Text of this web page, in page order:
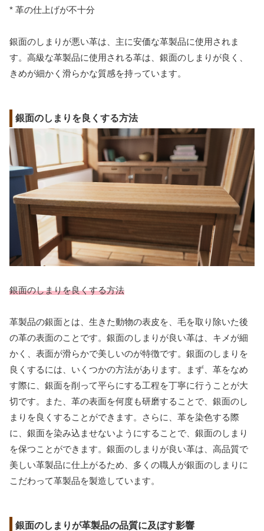
* 革の仕上げが不十分
銀面のしまりが悪い革は、主に安価な革製品に使用されま
す。高級な革製品に使用される革は、銀面のしまりが良く、
きめが細かく滑らかな質感を持っています。
銀面のしまりを良くする方法
銀面のしまりを良くする方法
革製品の銀面とは、生きた動物の表皮を、毛を取り除いた後
の革の表面のことです。銀面のしまりが良い革は、キメが細
かく、表面が滑らかで美しいのが特徴です。銀面のしまりを
良くするには、いくつかの方法があります。まず、革をなめ
す際に、銀面を削って平らにする工程を丁寧に行うことが大
切です。また、革の表面を何度も研磨することで、銀面のし
まりを良くすることができます。さらに、革を染色する際
に、銀面を染み込ませないようにすることで、銀面のしまり
を保つことができます。銀面のしまりが良い革は、高品質で
美しい革製品に仕上がるため、多くの職人が銀面のしまりに
こだわって革製品を製造しています。
銀面のしまりが革製品の品質に及ぼす影響